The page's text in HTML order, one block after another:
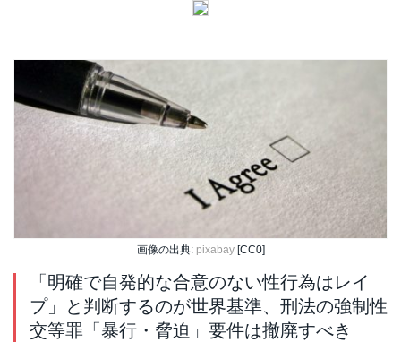
画像の出典: pixabay[CC0]
「明確で自発的な合意のない性行為はレイ
プ」と判断するのが世界基準、刑法の強制性
交等罪「暴行・脅迫」要件は撤廃すべき